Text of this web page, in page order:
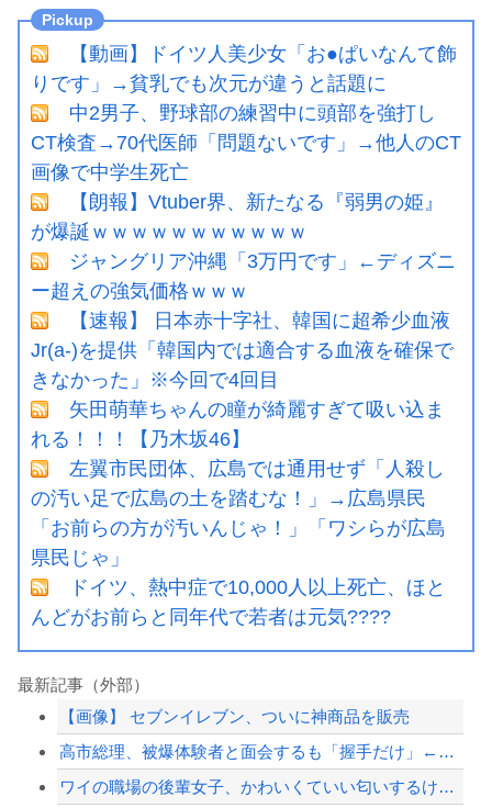
【動画】ドイツ人美少女「お●ぱいなんて飾
りです」→貧乳でも次元が違うと話題に
中2男子、野球部の練習中に頭部を強打し
CT検査→70代医師「問題ないです」→他人のCT
画像で中学生死亡
【朗報】Vtuber界、新たなる『弱男の姫』
が爆誕ｗｗｗｗｗｗｗｗｗｗｗ
ジャングリア沖縄「3万円です」←ディズニ
ー超えの強気価格ｗｗｗ
【速報】 日本赤十字社、韓国に超希少血液
Jr(a-)を提供「韓国内では適合する血液を確保で
きなかった」※今回で4回目
矢田萌華ちゃんの瞳が綺麗すぎて吸い込ま
れる！！！【乃木坂46】
左翼市民団体、広島では通用せず「人殺し
の汚い足で広島の土を踏むな！」→広島県民
「お前らの方が汚いんじゃ！」「ワシらが広島
県民じゃ」
ドイツ、熱中症で10,000人以上死亡、ほと
んどがお前らと同年代で若者は元気????
最新記事（外部）
【画像】 セブンイレブン、ついに神商品を販売
高市総理、被爆体験者と面会するも「握手だけ」←何のために会うんだよ…
ワイの職場の後輩女子、かわいくていい匂いするけどマジでとんでもなく無能